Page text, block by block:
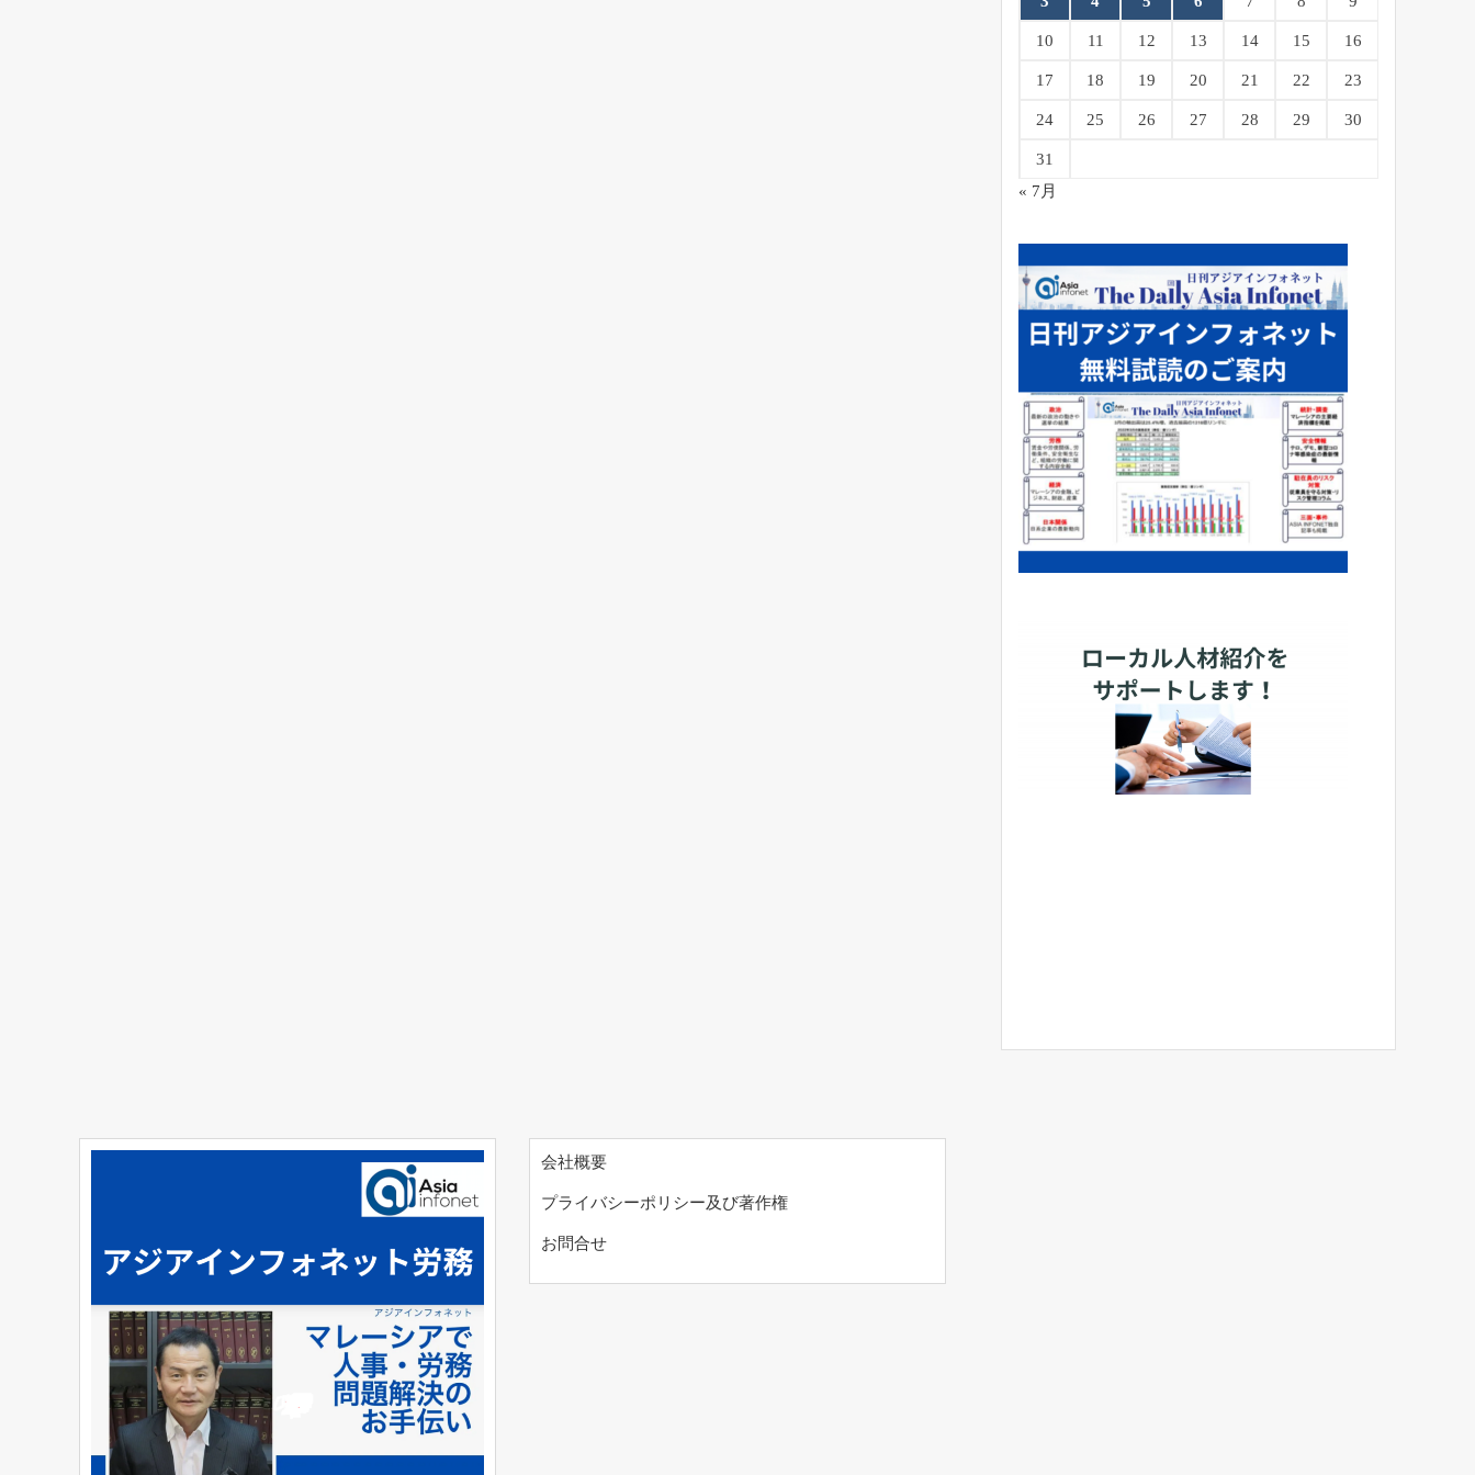
10 11 12 13 14 15 16
17 18 19 20 21 22 23
24 25 26 27 28 29 30
31
« 7月
会社概要
プライバシーポリシー及び著作権
お問合せ